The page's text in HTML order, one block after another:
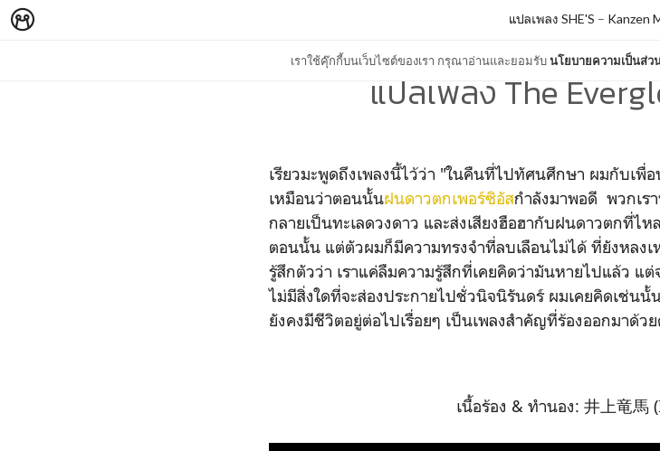
เราใช้คุ๊กกี้บนเว็บไซต์ของเรา กรุณาอ่านและยอมรับนโยบายความเป็นส่ว
แปลเพลง SHE'S – Kanzen
แปลเพลง The
เรียวมะพูดถึงเพลงนี้ไว้ว่า "ในคืนที่ไปทัศนศึกษา ผมกับเ
เหมือนว่าตอนนั้นฝนดาวตกเพอร์ซิอัสกำลังมาพอดี พวกเร
กลายเป็นทะเลดวงดาว และส่งเสียงฮือฮากับฝนดาวตกที่ไ
ตอนนั้น แต่ตัวผมก็มีความทรงจำที่ลบเลือนไม่ได้ ที่ยังหลงเ
รู้สึกตัวว่า เราแค่ลืมความรู้สึกที่เคยคิดว่ามันหายไปแล้ว แต่
ไม่มีสิ่งใดที่จะส่องประกายไปชั่วนิจนิรันดร์ ผมเคยคิดเช่นนั้
ยังคงมีชีวิตอยู่ต่อไปเรื่อยๆ เป็นเพลงสำคัญที่ร้องออกมาด้
เนื้อร้อง & ทำนอง: 井上竜馬